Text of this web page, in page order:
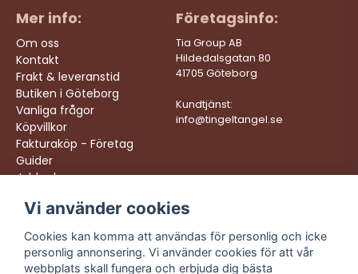
Mer info:
Om oss
Kontakt
Frakt & leveranstid
Butiken i Göteborg
Vanliga frågor
Köpvillkor
Fakturaköp - Företag
Guider
Jobba hos oss
Företagsinfo:
Tia Group AB
Hildedalsgatan 80
41705 Göteborg
Kundtjänst:
info@tingeltangel.se
Följ oss:
Instagram
Facebook
Vi levererar:
Snabba leveranser
Trygga köp
Fri frakt över 499:-
Vi använder cookies
Cookies kan komma att användas för personlig och icke
personlig annonsering. Vi använder cookies för att vår
webbplats skall fungera och erbjuda dig bästa